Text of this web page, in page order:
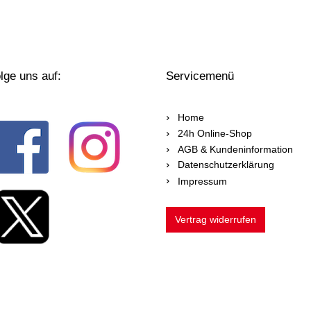
uns auf: Servicemenü
Home
24h Online-Shop
AGB & Kundeninformation
Datenschutzerklärung
Impressum
Vertrag widerrufen